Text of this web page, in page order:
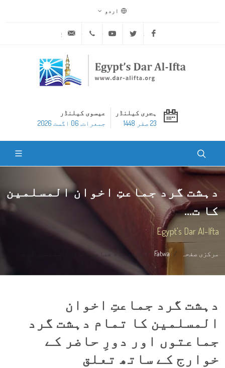
اردو
Facebook
Twitter
Youtube
ہجری کیلنڈر
23 صفر 1448
عیسوی کیلنڈر
جمعرات, 06 اگست 2026
دہشت گرد جماعتِ اخوان المسلمین
کا ت...
Egypt's Dar Al-Ifta
مرکزی صفحہ Fatwa دہشت گرد جماعتِ اخوان المسلمین کا ت...
دہشت گرد جماعتِ اخوان
المسلمین کا تمام دہشت گرد
جماعتوں اور دورِ حاضر کے
خوارج کے ساتھ تعلق